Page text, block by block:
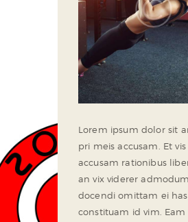
Lorem ipsum dolor sit
pri meis accusam. Et vis
accusam rationibus
an vix viderer
docendi omittam ei
constituam id vim.